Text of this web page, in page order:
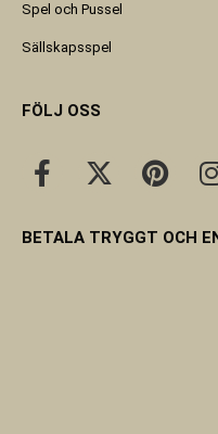
Spel och Pussel
Sällskapsspel
FÖLJ OSS
BETALA TRYGGT OCH